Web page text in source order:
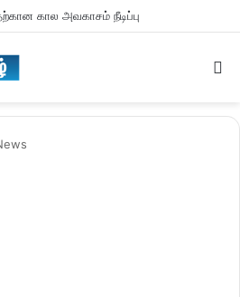
கால அவகாசம் நீடிப்பு